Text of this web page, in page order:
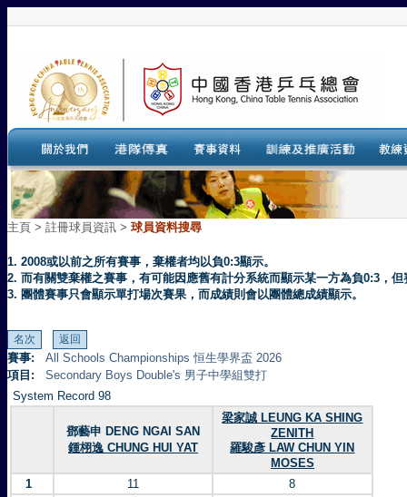
主頁 > 註冊球員資訊 > 球員資料搜尋
1. 2008或以前之所有賽事，棄權者均以負0:3顯示。
2. 而有關雙棄權之賽事，有可能因應舊有計分系統而顯示某一方為負0:3，
3. 團體賽事只會顯示單打場次賽果，而成績則會以團體總成績顯示。
賽事:
All Schools Championships 恒生學界盃 2026
項目:
Secondary Boys Double's 男子中學組雙打
System Record 98
鄧藝申 DENG NGAI SAN
鍾栩逸 CHUNG HUI YAT
梁家誠 LEUNG KA SHING
ZENITH
羅駿彥 LAW CHUN YIN
MOSES
1
11
8